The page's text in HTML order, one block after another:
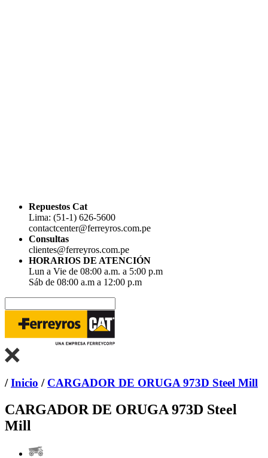
Repuestos Cat
Lima: (51-1) 626-5600
contactcenter@ferreyros.com.pe
Consultas
clientes@ferreyros.com.pe
HORARIOS DE ATENCIÓN
Lun a Vie de 08:00 a.m. a 5:00 p.m
Sáb de 08:00 a.m a 12:00 p.m
/Inicio / CARGADOR DE ORUGA 973D Steel Mill
CARGADOR DE ORUGA 973D Steel
Mill